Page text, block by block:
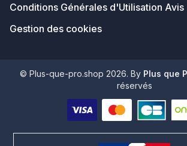
Conditions Générales d'Utilisation Avis
Gestion des cookies
© Plus-que-pro.shop 2026. By Plus que
réservés